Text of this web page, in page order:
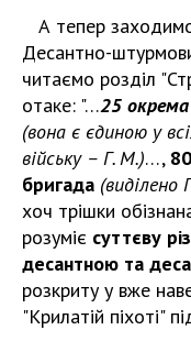
А тепер
Десантно-
читаємо розділ
отаке: "…25
(вона є єдиною у
війську – Г. М.)…,
бригада (виділено
хоч трішки
розуміє суттєву
десантною та
розкриту у вже
"Крилатій піхоті"